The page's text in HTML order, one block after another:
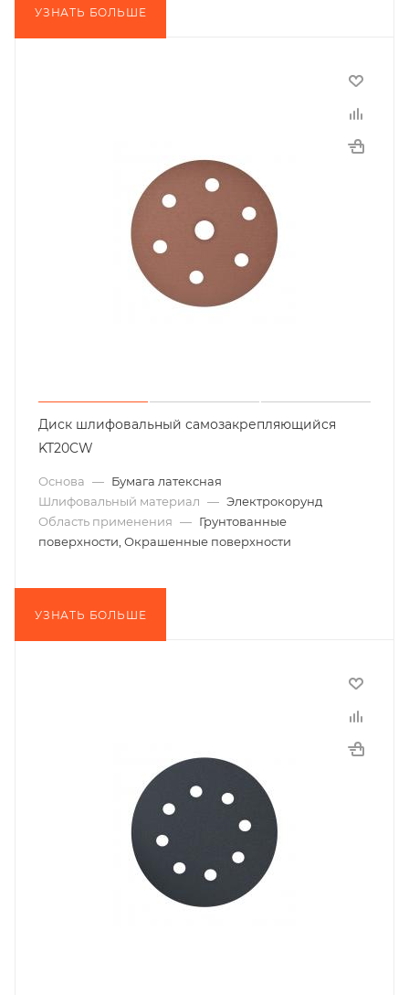
УЗНАТЬ БОЛЬШЕ
Диск шлифовальный самозакрепляющийся
KT20CW
Основа — Бумага латексная
Шлифовальный материал — Электрокорунд
Область применения — Грунтованные
поверхности, Окрашенные поверхности
УЗНАТЬ БОЛЬШЕ